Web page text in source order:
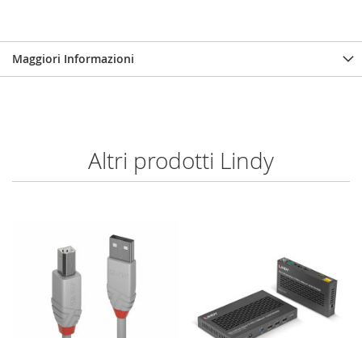
Maggiori Informazioni
Altri prodotti Lindy